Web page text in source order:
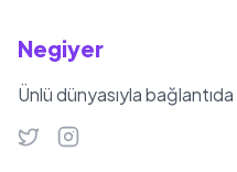
Negiyer
Ünlü dünyasıyla